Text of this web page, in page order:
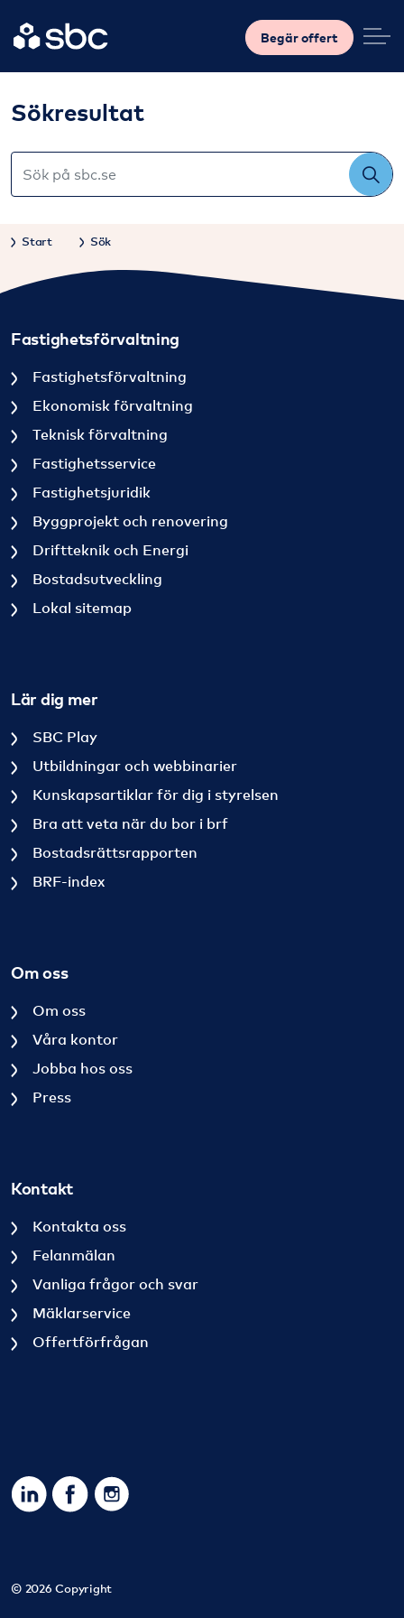
Begär offert
Sökresultat
Start Sök
Fastighetsförvaltning
Fastighetsförvaltning
Ekonomisk förvaltning
Teknisk förvaltning
Fastighetsservice
Fastighetsjuridik
Byggprojekt och renovering
Driftteknik och Energi
Bostadsutveckling
Lokal sitemap
Lär dig mer
SBC Play
Utbildningar och webbinarier
Kunskapsartiklar för dig i styrelsen
Bra att veta när du bor i brf
Bostadsrättsrapporten
BRF-index
Om oss
Om oss
Våra kontor
Jobba hos oss
Press
Kontakt
Kontakta oss
Felanmälan
Vanliga frågor och svar
Mäklarservice
Offertförfrågan
© 2026 Copyright